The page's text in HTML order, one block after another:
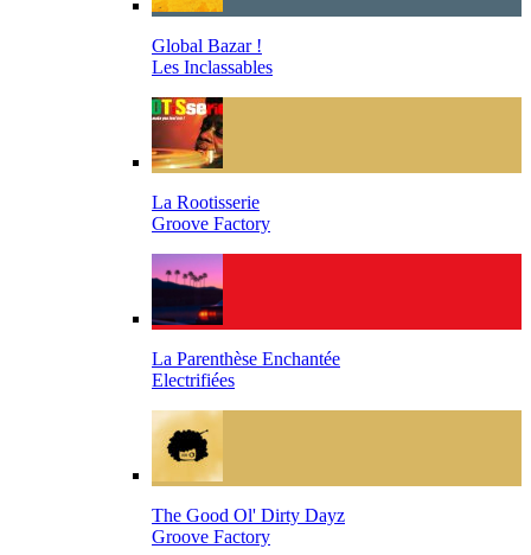
Global Bazar !
Les Inclassables
La Rootisserie
Groove Factory
La Parenthèse Enchantée
Electrifiées
The Good Ol' Dirty Dayz
Groove Factory